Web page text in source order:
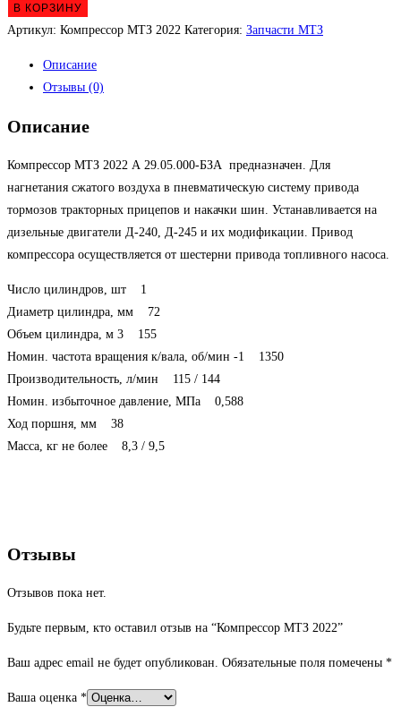
товара
Компрессор
В КОРЗИНУ
Артикул: Компрессор МТЗ 2022 Категория: Запчасти МТЗ
Описание
Отзывы (0)
Описание
Компрессор МТЗ 2022 А 29.05.000-БЗА предназначен. Для
нагнетания сжатого воздуха в пневматическую систему привода
тормозов тракторных прицепов и накачки шин. Устанавливается на
дизельные двигатели Д-240, Д-245 и их модификации. Привод
компрессора осуществляется от шестерни привода топливного насоса.
Число цилиндров, шт 1
Диаметр цилиндра, мм 72
Объем цилиндра, м 3 155
Номин. частота вращения к/вала, об/мин -1 1350
Производительность, л/мин 115 / 144
Номин. избыточное давление, МПа 0,588
Ход поршня, мм 38
Масса, кг не более 8,3 / 9,5
Отзывы
Отзывов пока нет.
Будьте первым, кто оставил отзыв на “Компрессор МТЗ 2022”
Ваш адрес email не будет опубликован. Обязательные поля помечены *
Ваша оценка *